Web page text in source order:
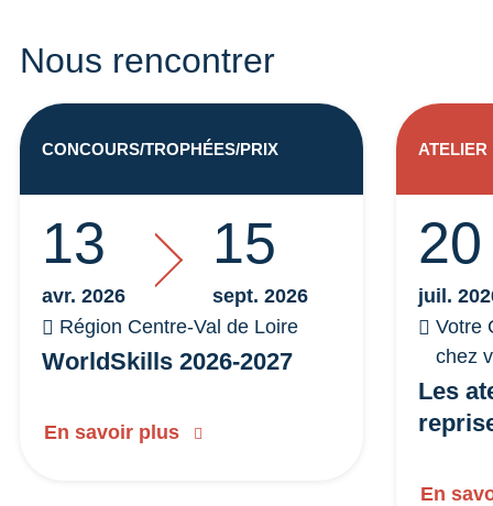
Nous rencontrer
WorldSkills 2026-2027
13
avr. 2026
15
sept. 2026
Région Centre-Val de Loire
En savoir plus
CONCOURS/TROPHÉES/PRIX
Les
20
juil.
Votre
chez
En
ATELIER